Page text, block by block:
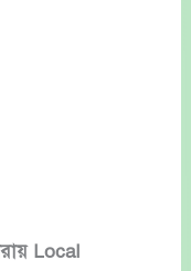
Local